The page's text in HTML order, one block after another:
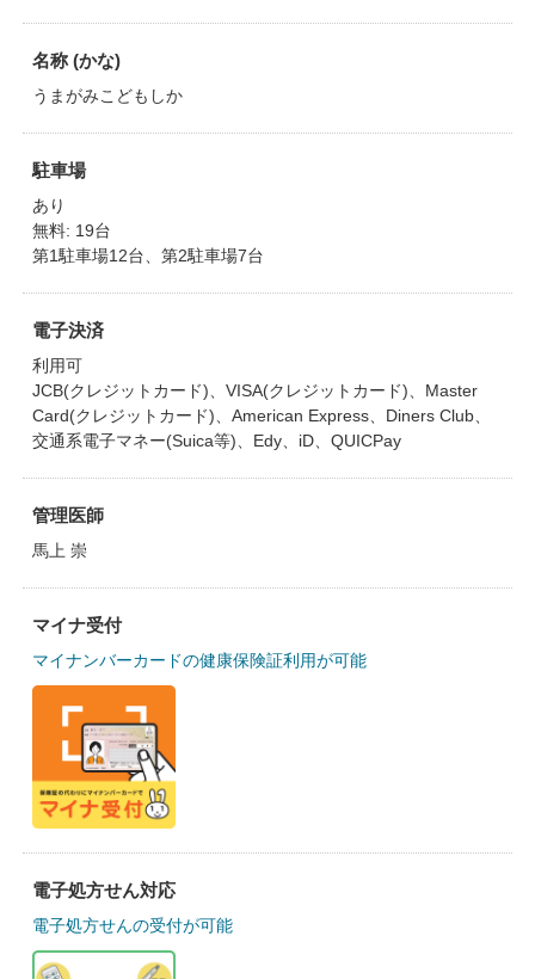
名称 (かな)
うまがみこどもしか
駐車場
あり
無料: 19台
第1駐車場12台、第2駐車場7台
電子決済
利用可
JCB(クレジットカード)、VISA(クレジットカード)、Master
Card(クレジットカード)、American Express、Diners Club、
交通系電子マネー(Suica等)、Edy、iD、QUICPay
管理医師
馬上 崇
マイナ受付
マイナンバーカードの健康保険証利用が可能
電子処方せん対応
電子処方せんの受付が可能